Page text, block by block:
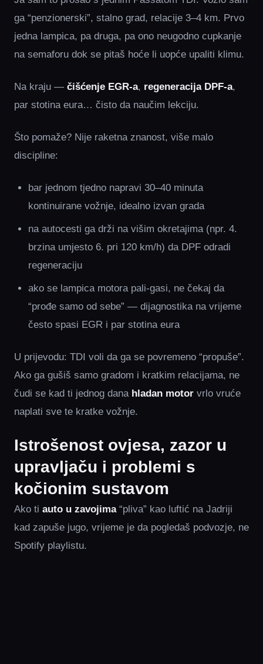
ga “penzionerski”, stalno grad, relacije 3–4 km. Prvo
jedna lampica, pa druga, pa ono neugodno cupkanje
na semaforu dok se pitaš hoće li uopće upaliti klimu.
Na kraju — čišćenje EGR-a, regeneracija DPF-a,
par stotina eura… čisto da naučim lekciju.
Što pomaže? Nije raketna znanost, više malo
discipline:
bar jednom tjedno napravi 30–40 minuta
kontinuirane vožnje, idealno izvan grada
na autocesti ga drži na višim okretajima (npr. 4.
brzina umjesto 6. pri 120 km/h) da DPF odradi
regeneraciju
ako se lampica motora pali-gasi, ne čekaj da
“prođe samo od sebe” — dijagnostika na vrijeme
često spasi EGR i par stotina eura
U prijevodu: TDI voli da ga se povremeno “propuše”.
Ako ga gušiš samo gradom i kratkim relacijama, ne
čudi se kad ti jednog dana hladan motor vrlo vruće
naplati sve te kratke vožnje.
Istrošenost ovjesa, zazor u
upravljaču i problemi s
kočionim sustavom
Ako ti auto u zavojima“pliva” kao luftić na Jadriji
kad zapuše jugo, vrijeme je da pogledaš podvozje, ne
Spotify playlistu.